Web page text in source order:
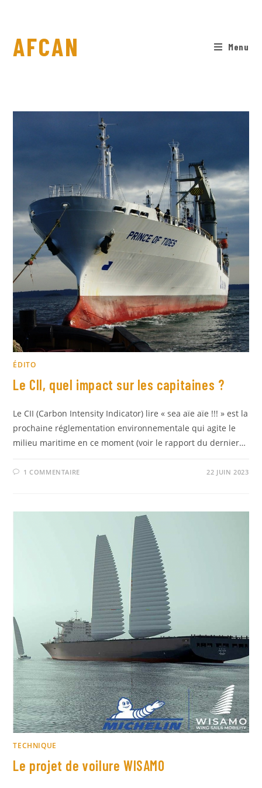
AFCAN Menu
ÉDITO
Le CII, quel impact sur les capitaines ?
Le CII (Carbon Intensity Indicator) lire « sea aïe aïe !!! » est la
prochaine réglementation environnementale qui agite le
milieu maritime en ce moment (voir le rapport du dernier…
1 COMMENTAIRE 22 JUIN 2023
TECHNIQUE
Le projet de voilure WISAMO